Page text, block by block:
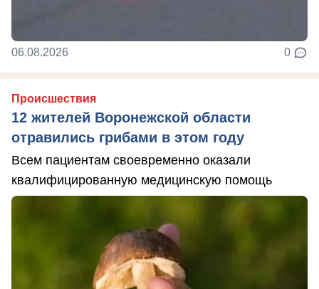
06.08.2026 0
Происшествия
12 жителей Воронежской области
отравились грибами в этом году
Всем пациентам своевременно оказали
квалифицированную медицинскую помощь